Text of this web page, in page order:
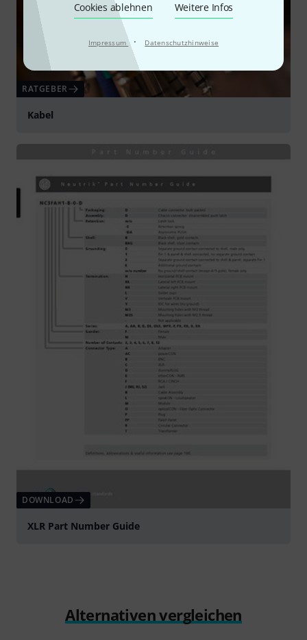
Cookies ablehnen Weitere Infos
Impressum · Datenschutzhinweise
RATGEBER
Kabel
DOWNLOAD
XLR Part Number Guide
Alternativen vergleichen